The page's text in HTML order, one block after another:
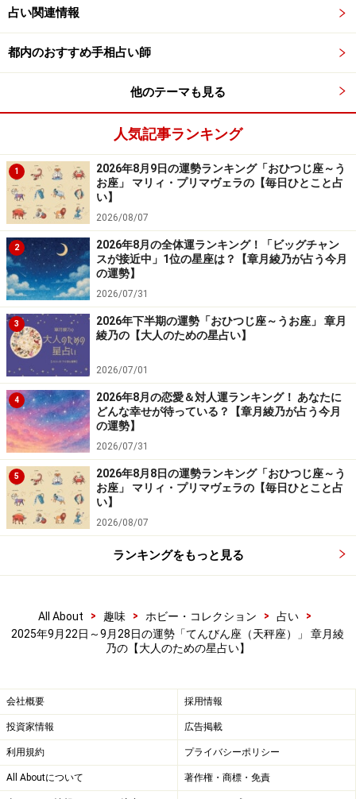
占い関連情報
都内のおすすめ手相占い師
他のテーマも見る
人気記事ランキング
1
2026年8月9日の運勢ランキング「おひつじ座～う
お座」 マリィ・プリマヴェラの【毎日ひとこと占
い】
2026/08/07
2
2026年8月の全体運ランキング！「ビッグチャン
スが接近中」1位の星座は？【章月綾乃が占う今月
の運勢】
2026/07/31
3
2026年下半期の運勢「おひつじ座～うお座」 章月
綾乃の【大人のための星占い】
2026/07/01
4
2026年8月の恋愛＆対人運ランキング！ あなたに
どんな幸せが待っている？【章月綾乃が占う今月
の運勢】
2026/07/31
5
2026年8月8日の運勢ランキング「おひつじ座～う
お座」 マリィ・プリマヴェラの【毎日ひとこと占
い】
2026/08/07
ランキングをもっと見る
All About > 趣味 > ホビー・コレクション > 占い
>
2025年9月22日～9月28日の運勢「てんびん座（天秤座）」 章月綾
乃の【大人のための星占い】
会社概要 採用情報
投資家情報 広告掲載
利用規約 プライバシーポリシー
All Aboutについて 著作権・商標・免責